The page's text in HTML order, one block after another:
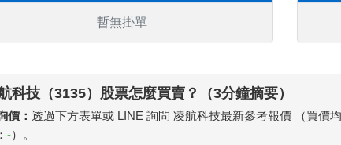
暫無掛單
科技（3135）股票怎麼買賣？（3分鐘摘要）
價：透過下方表單或 LINE 詢問 凌航科技最新參考報價 （買價
-）。